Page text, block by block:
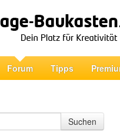
Forum Tipps
Suchen